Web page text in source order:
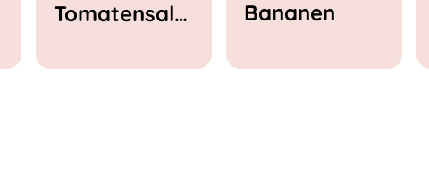
Tomatensala
Bananen